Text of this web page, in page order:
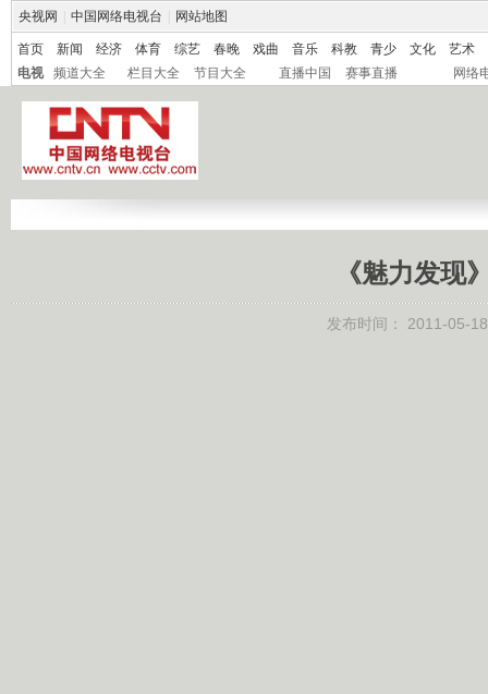
央视网 中国网络电视台 网站地图
首页 新闻 经济 体育 综艺 春晚 戏曲 音乐 科教 青少 文化
艺术
电视
频道大全 栏目大全 节目大全 直播中国 赛事直播 网络
《魅力发现
发布时间： 2011-05-